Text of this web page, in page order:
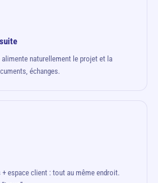
naturellement le projet et la
échanges.
espace client : tout au même endroit.